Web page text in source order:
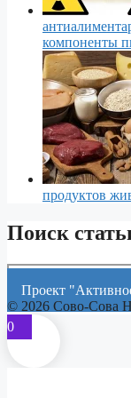
компоненты
продуктов
Поиск
Поиск:
Проект
© 2026 Сово-Сова
0